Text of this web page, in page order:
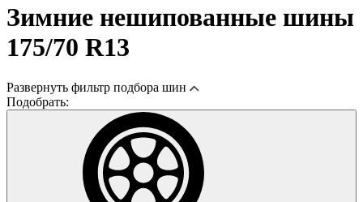
Зимние нешипованные шины
175/70 R13
Развернуть фильтр подбора шин
Подобрать: